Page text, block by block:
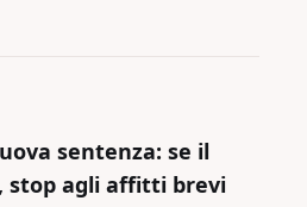
sentenza: se il
stop agli affitti brevi